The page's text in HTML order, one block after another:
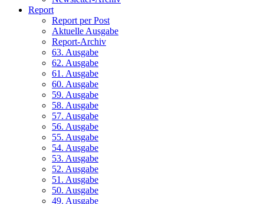
Report
Report per Post
Aktuelle Ausgabe
Report-Archiv
63. Ausgabe
62. Ausgabe
61. Ausgabe
60. Ausgabe
59. Ausgabe
58. Ausgabe
57. Ausgabe
56. Ausgabe
55. Ausgabe
54. Ausgabe
53. Ausgabe
52. Ausgabe
51. Ausgabe
50. Ausgabe
49. Ausgabe